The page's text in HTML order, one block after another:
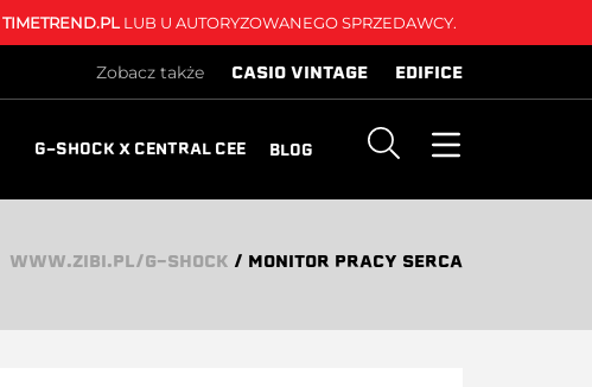
TIMETREND.PLLUB U AUTORYZOWANEGO SPRZEDAWCY.
Zobacz także CASIO VINTAGE EDIFICE
G-SHOCK X CENTRAL CEE BLOG
WWW.ZIBI.PL/G-SHOCK / MONITOR PRACY SERCA